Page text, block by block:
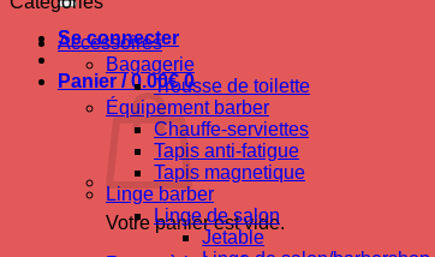
Se connecter
Panier /0.00€ 0
Votre panier est vide.
Accessoires
Bagagerie
Trousse de toilette
Équipement barber
Chauffe-serviettes
Tapis anti-fatigue
Tapis magnetique
Linge barber
Linge de salon
Jetable